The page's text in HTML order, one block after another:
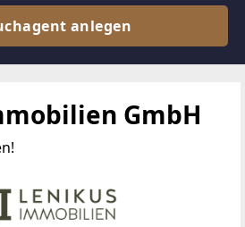
anlegen
GmbH